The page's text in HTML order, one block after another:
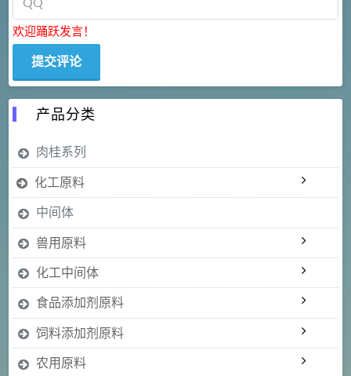
欢迎踊跃发言！
产品分类
肉桂系列
化工原料
中间体
兽用原料
化工中间体
食品添加剂原料
饲料添加剂原料
农用原料